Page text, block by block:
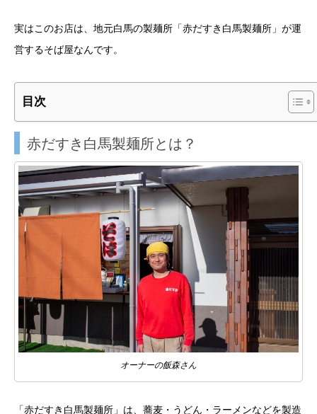
実はこのお店は、地元白馬の製麺所「赤だすき白馬製麺所」が運
営するそば屋なんです。
目次
赤だすき白馬製麺所とは？
オーナーの飯森さん
「赤だすき白馬製麺所」は、蕎麦・うどん・ラーメンなどを製造